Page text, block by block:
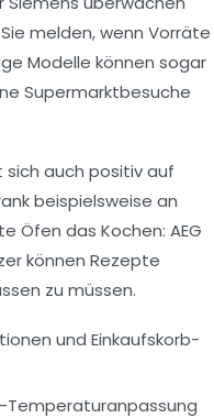
melden, wenn Vorräte
Modelle können sogar
Supermarktbesuche
sich auch positiv auf
beispielsweise an
Öfen das Kochen: AEG
können Rezepte
zu müssen.
und Einkaufskorb-
Temperaturanpassung